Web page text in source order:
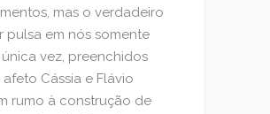
mas o verdadeiro
pulsa em nós somente
única vez, preenchidos
Cássia e Flávio
rumo à construção de